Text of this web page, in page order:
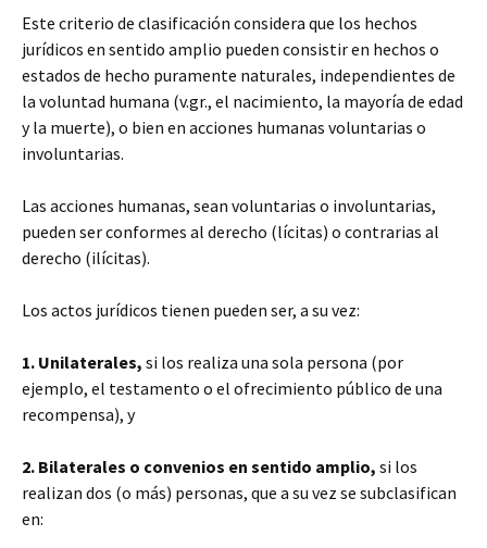
Este criterio de clasificación considera que los hechos
jurídicos en sentido amplio pueden consistir en hechos o
estados de hecho puramente naturales, independientes de
la voluntad humana (v.gr., el nacimiento, la mayoría de edad
y la muerte), o bien en acciones humanas voluntarias o
involuntarias.
Las acciones humanas, sean voluntarias o involuntarias,
pueden ser conformes al derecho (lícitas) o contrarias al
derecho (ilícitas).
Los actos jurídicos tienen pueden ser, a su vez:
1. Unilaterales, si los realiza una sola persona (por
ejemplo, el testamento o el ofrecimiento público de una
recompensa), y
2. Bilaterales o convenios en sentido amplio, si los
realizan dos (o más) personas, que a su vez se subclasifican
en: